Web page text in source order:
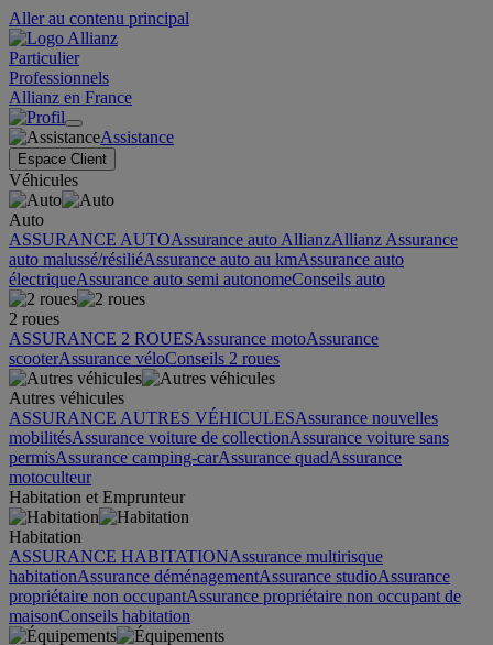
Aller au contenu principal
Particulier
Professionnels
Allianz en France
Assistance
Espace Client
Véhicules
Auto
ASSURANCE AUTOAssurance auto AllianzAllianz Assurance
auto malussé/résiliéAssurance auto au kmAssurance auto
électriqueAssurance auto semi autonomeConseils auto
2 roues
ASSURANCE 2 ROUESAssurance motoAssurance
scooterAssurance véloConseils 2 roues
Autres véhicules
ASSURANCE AUTRES VÉHICULESAssurance nouvelles
mobilitésAssurance voiture de collectionAssurance voiture sans
permisAssurance camping-carAssurance quadAssurance
motoculteur
Habitation et Emprunteur
Habitation
ASSURANCE HABITATIONAssurance multirisque
habitationAssurance déménagementAssurance studioAssurance
propriétaire non occupantAssurance propriétaire non occupant de
maisonConseils habitation